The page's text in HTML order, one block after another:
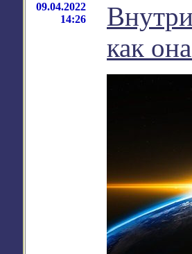
09.04.2022
14:26
как